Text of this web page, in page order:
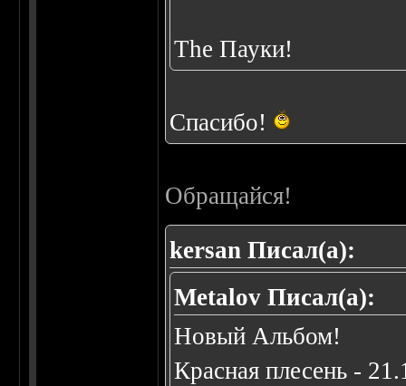
The Пауки!
Спасибо!
Обращайся!
kersan Писал(а):
Metalov Писал(а):
Новый Альбом!
Красная плесень -